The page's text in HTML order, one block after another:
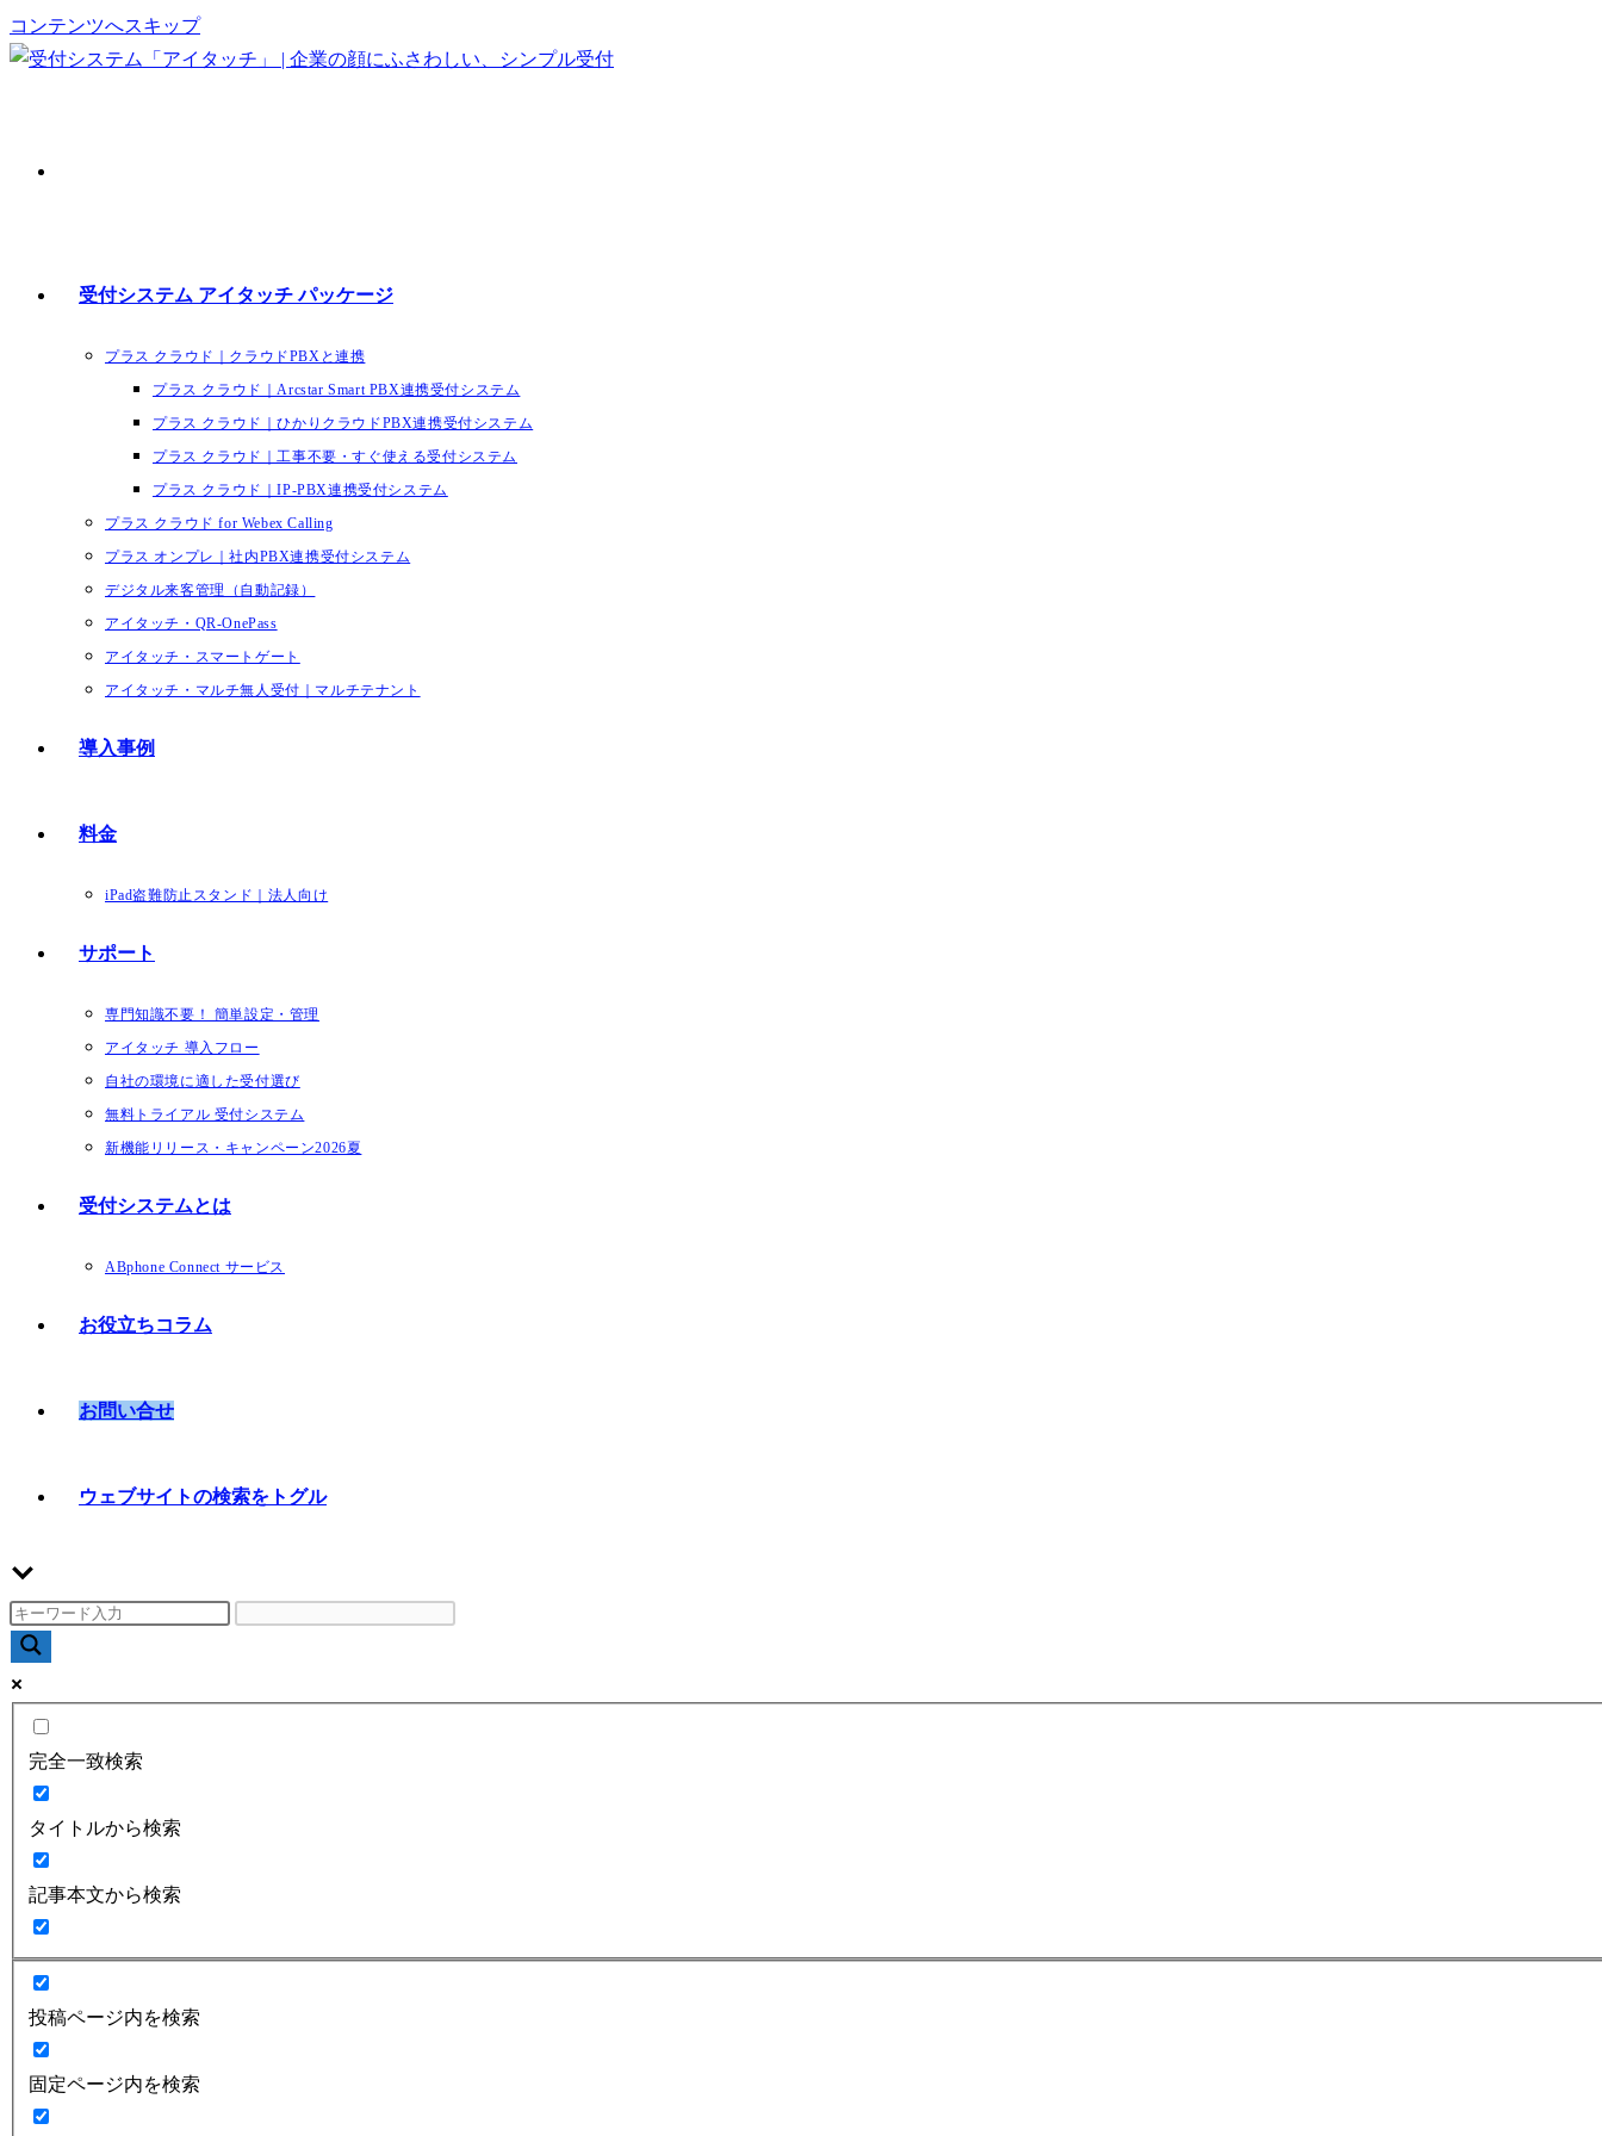
コンテンツへスキップ
受付システム アイタッチ パッケージ
プラス クラウド｜クラウドPBXと連携
プラス クラウド｜Arcstar Smart PBX連携受付システム
プラス クラウド｜ひかりクラウドPBX連携受付システム
プラス クラウド｜工事不要・すぐ使える受付システム
プラス クラウド｜IP-PBX連携受付システム
プラス クラウド for Webex Calling
プラス オンプレ｜社内PBX連携受付システム
デジタル来客管理（自動記録）
アイタッチ・QR-OnePass
アイタッチ・スマートゲート
アイタッチ・マルチ無人受付｜マルチテナント
導入事例
料金
iPad盗難防止スタンド｜法人向け
サポート
専門知識不要！ 簡単設定・管理
アイタッチ 導入フロー
自社の環境に適した受付選び
無料トライアル 受付システム
新機能リリース・キャンペーン2026夏
受付システムとは
ABphone Connect サービス
お役立ちコラム
お問い合せ
ウェブサイトの検索をトグル
完全一致検索
タイトルから検索
記事本文から検索
投稿ページ内を検索
固定ページ内を検索